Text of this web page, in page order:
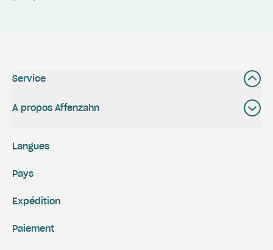
Service
A propos Affenzahn
Expédition
Paiement
Langues
Pays